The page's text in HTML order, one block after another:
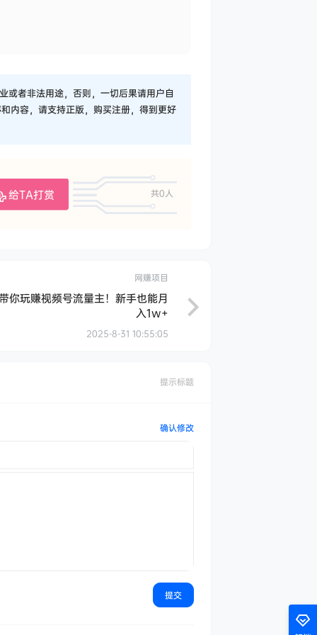
或者非法用途，否则，一切后果请用户自
内容，请支持正版，购买注册，得到更好
给TA打赏 共0人
网赚项目
你玩赚视频号流量主！新手也能月
入1w+
2025-8-31 10:55:05
提示标题
确认修改
提交